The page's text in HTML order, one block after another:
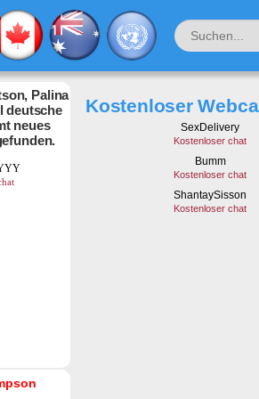
Palina
deutsche
neues
Kostenloser